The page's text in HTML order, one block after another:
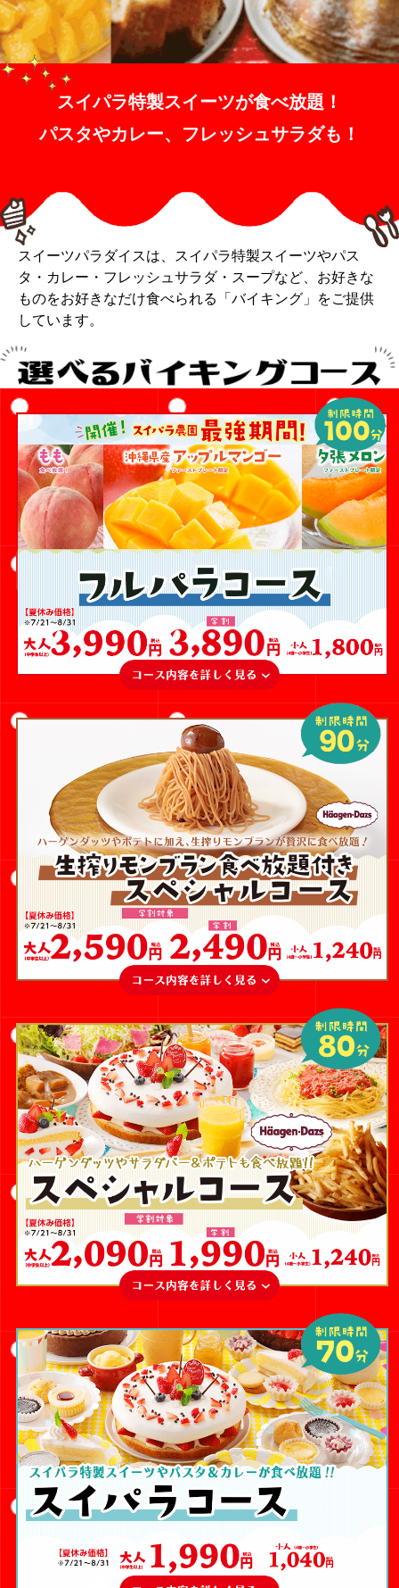
スイーツパラダイスは、スイパラ特製スイーツやパス
タ・カレー・フレッシュサラダ・スープなど、お好きな
ものをお好きなだけ食べられる「バイキング」をご提供
しています。